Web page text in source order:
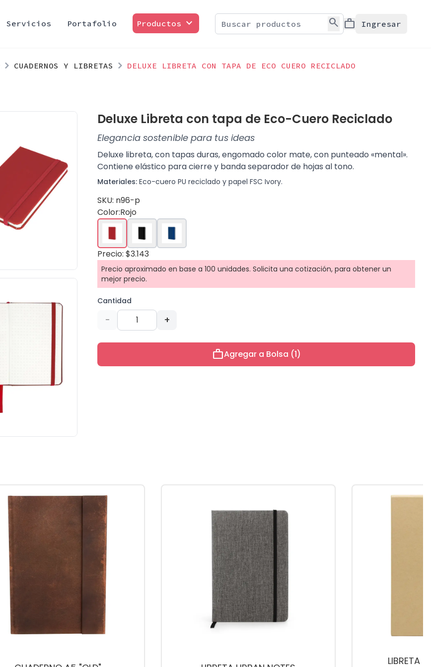
Servicios Portafolio Productos expand_more search work Ingresar
CUADERNOS Y LIBRETAS DELUXE LIBRETA CON TAPA DE ECO CUERO RECICLADO
Deluxe Libreta con tapa de Eco-Cuero Reciclado
Elegancia sostenible para tus ideas
Deluxe libreta, con tapas duras, engomado color mate, con punteado «mental».
Contiene elástico para cierre y banda separador de hojas al tono.
Materiales: Eco-cuero PU reciclado y papel FSC Ivory.
SKU: n96-p
Color:Rojo
Precio: $3.143
Precio aproximado en base a 100 unidades. Solicita una cotización, para obtener un
mejor precio.
Cantidad
- +
workAgregar a Bolsa (1)
LIBRETA